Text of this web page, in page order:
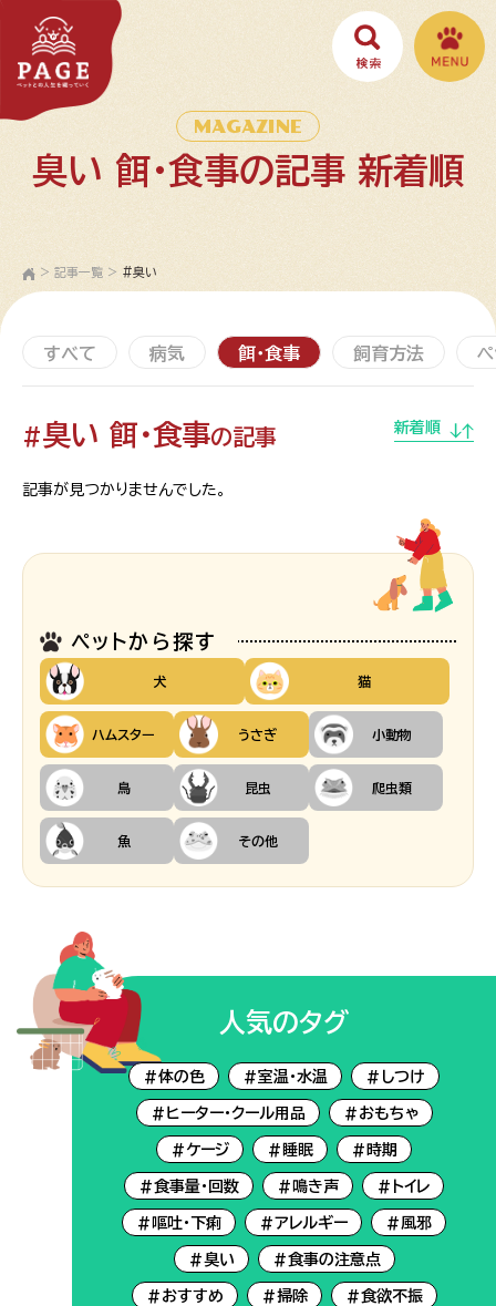
MAGAZINE
臭い 餌・食事の記事 新着順
> 記事一覧 > #臭い
すべて 病気 餌・食事 飼育方法
#臭い 餌・食事の記事 新着順
記事が見つかりませんでした。
ペットから探す
犬 猫
ハムスター うさぎ 小動物
鳥 昆虫 爬虫類
魚 その他
人気のタグ
#体の色 #室温・水温 #しつけ
#ヒーター・クール用品 #おもちゃ
#ケージ #睡眠 #時期
#食事量・回数 #鳴き声 #トイレ
#嘔吐・下痢 #アレルギー #風邪
#臭い #食事の注意点
#おすすめ #掃除 #食欲不振